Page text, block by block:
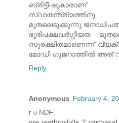
ബ്രിട്ടീഷുകാരാണ്
സ്വാതന്ത്ര്യത്തിനു
ഭൂരിപക്ഷവര്‍ഗ്ഗീയത
സുരക്ഷിതമാണെന്ന്
മോഡി ഗുജറാത്തില്‍ അത്
Reply
Anonymous February 4,
r u NDF